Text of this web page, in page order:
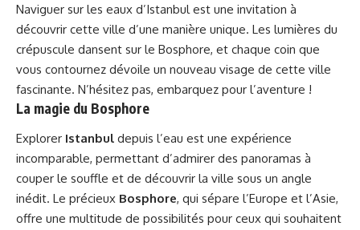
Naviguer sur les eaux d’Istanbul est une invitation à
découvrir cette ville d’une manière unique. Les lumières du
crépuscule dansent sur le Bosphore, et chaque coin que
vous contournez dévoile un nouveau visage de cette ville
fascinante. N’hésitez pas, embarquez pour l’aventure !
La magie du Bosphore
Explorer Istanbul depuis l’eau est une expérience
incomparable, permettant d’admirer des panoramas à
couper le souffle et de découvrir la ville sous un angle
inédit. Le précieux Bosphore, qui sépare l’Europe et l’Asie,
offre une multitude de possibilités pour ceux qui souhaitent